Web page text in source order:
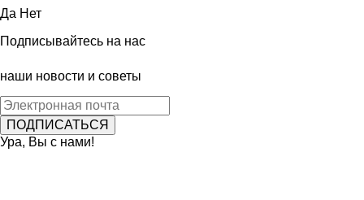
Да Нет
Подписывайтесь на нас
наши новости и советы
Ура, Вы с нами!